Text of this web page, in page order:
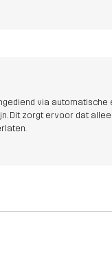
via automatische
Dit zorgt ervoor dat